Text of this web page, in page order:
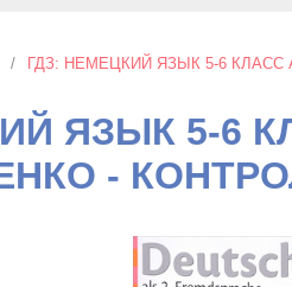
ГДЗ: НЕМЕЦКИЙ ЯЗЫК 5-6
ЯЗЫК 5-6
-